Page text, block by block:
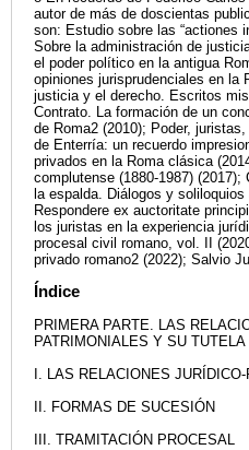
autor de más de doscientas
son: Estudio sobre las “actiones
Sobre la administración de
el poder político en la antigua
opiniones jurisprudenciales en la
justicia y el derecho. Escritos
Contrato. La formación de un
de Roma2 (2010); Poder,
de Enterría: un recuerdo
privados en la Roma clásica
complutense (1880-1987)
la espalda. Diálogos y
Respondere ex auctoritate
los juristas en la experiencia
procesal civil romano, vol. II
privado romano2 (2022); Salvio
Índice
PRIMERA PARTE. LAS
PATRIMONIALES Y SU
I. LAS RELACIONES
II. FORMAS DE SUCESIÓN
III. TRAMITACIÓN PROCESAL